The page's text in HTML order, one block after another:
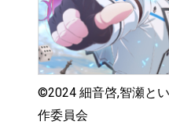
©2024 細音啓,智瀬と
作委員会